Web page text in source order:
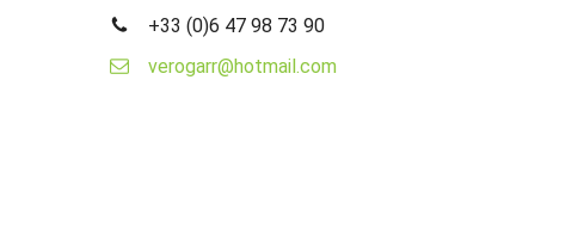
+33 (0)6 47 98 73 90
verogarr@hotmail.com